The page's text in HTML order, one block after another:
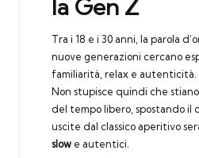
la Gen Z
Tra i 18 e i 30 anni, la parola
nuove generazioni cercano
familiarità, relax e autenticità.
Non stupisce quindi che
del tempo libero, spostando il
uscite dal classico aperitivo
slow e autentici.